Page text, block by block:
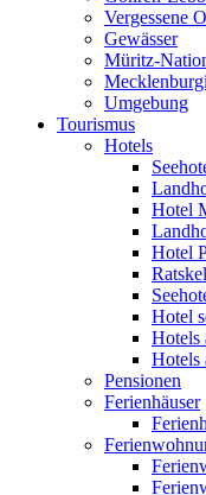
Vergessene
Gewässer
Müritz-
Umgebung
Tourismus
Hotels
Hotel
Hotel
Hotel
Hotels
Hotels
Pensionen
Ferienhäuser